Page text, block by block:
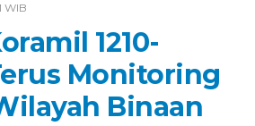
WIB
1210-
Monitoring
Binaan